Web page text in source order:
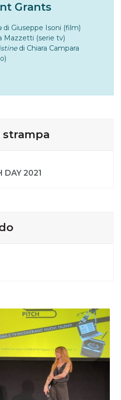
Grants
di Giuseppe Isoni (film)
Mazzetti (serie tv)
di Chiara Campara
DAY 2021